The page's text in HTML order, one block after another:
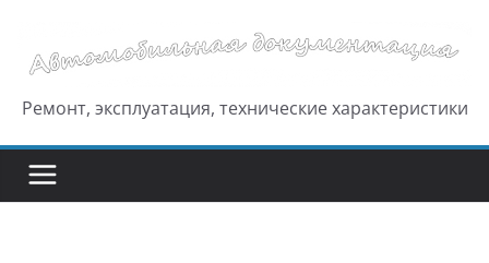
содержимому
Ремонт, эксплуатация, технические характеристики